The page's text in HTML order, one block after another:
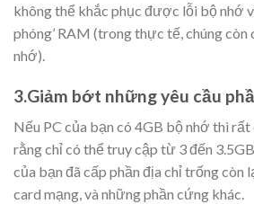
không thể khắc phục được lỗi bộ nhớ
phóng’ RAM (trong thực tế, chúng
nhớ).
3.Giảm bớt những yêu cầu
Nếu PC của bạn có 4GB bộ nhớ thì
rằng chỉ có thể truy cập từ 3 đến
của bạn đã cấp phần địa chỉ trống còn
card mạng, và những phần cứng khác.